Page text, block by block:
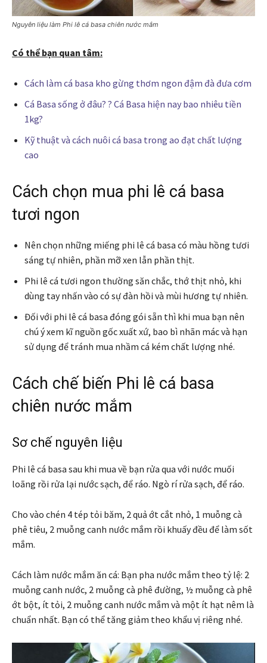
Nguyên liệu làm Phi lê cá basa chiên nước mắm
Có thể bạn quan tâm:
Cách làm cá basa kho gừng thơm ngon đậm đà đưa cơm
Cá Basa sống ở đâu? ? Cá Basa hiện nay bao nhiêu tiền
1kg?
Kỹ thuật và cách nuôi cá basa trong ao đạt chất lượng
cao
Cách chọn mua phi lê cá basa
tươi ngon
Nên chọn những miếng phi lê cá basa có màu hồng tươi
sáng tự nhiên, phần mỡ xen lẫn phần thịt.
Phi lê cá tươi ngon thường săn chắc, thớ thịt nhỏ, khi
dùng tay nhấn vào có sự đàn hồi và mùi hương tự nhiên.
Đối với phi lê cá basa đóng gói sẵn thì khi mua bạn nên
chú ý xem kĩ nguồn gốc xuất xứ, bao bì nhãn mác và hạn
sử dụng để tránh mua nhầm cá kém chất lượng nhé.
Cách chế biến Phi lê cá basa
chiên nước mắm
Sơ chế nguyên liệu
Phi lê cá basa sau khi mua về bạn rửa qua với nước muối
loãng rồi rửa lại nước sạch, để ráo. Ngò rí rửa sạch, để ráo.
Cho vào chén 4 tép tỏi băm, 2 quả ớt cắt nhỏ, 1 muỗng cà
phê tiêu, 2 muỗng canh nước mắm rồi khuấy đều để làm sốt
mắm.
Cách làm nước mắm ăn cá: Bạn pha nước mắm theo tỷ lệ: 2
muỗng canh nước, 2 muỗng cà phê đường, ½ muỗng cà phê
ớt bột, ít tỏi, 2 muỗng canh nước mắm và một ít hạt nêm là
chuẩn nhất. Bạn có thể tăng giảm theo khẩu vị riêng nhé.